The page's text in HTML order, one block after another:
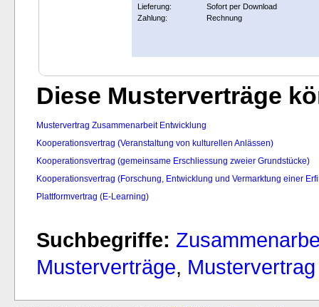
Lieferung:
Sofort per Download
Zahlung:
Rechnung
Diese Musterverträge
Mustervertrag Zusammenarbeit Entwicklung
Kooperationsvertrag (Veranstaltung von kulturellen Anlässen)
Kooperationsvertrag (gemeinsame Erschliessung zweier Grundstücke)
Kooperationsvertrag (Forschung, Entwicklung und Vermarktung einer
Plattformvertrag (E-Learning)
Suchbegriffe:
Musterverträge, Mustervertrag